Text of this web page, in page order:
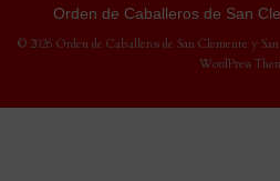
Orden de Caballeros de San
© 2026 Orden de Caballeros de San Clemente y
WordPress